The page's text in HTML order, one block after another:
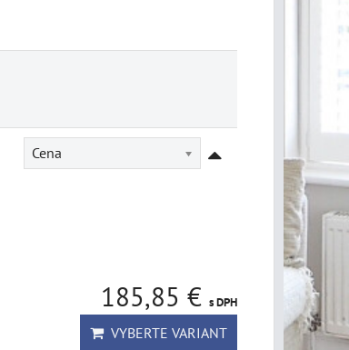
Cena
185,85 € s DPH
VYBERTE VARIANT